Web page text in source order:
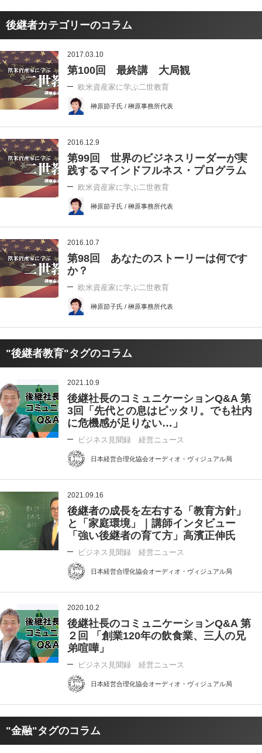
後継者カテゴリーのコラム
2017.03.10
第100回 最終講 大局観
欧米資産家に学ぶ二世教育
榊原節子氏 / 榊原事務所代表
2016.12.9
第99回 世界のビジネスリーダーが実
践するマインドフルネス・プログラム
欧米資産家に学ぶ二世教育
榊原節子氏 / 榊原事務所代表
2016.10.7
第98回 あなたのストーリーは何です
か？
欧米資産家に学ぶ二世教育
榊原節子氏 / 榊原事務所代表
"後継者教育"タグのコラム
2021.10.9
後継社長のコミュニケーションQ&A 第
3回「先代との息はピッタリ。でも社内
に危機感が足りない…」
ビジネス見聞録 経営ニュース
日本経営合理化協会オーディオ・ヴィジュアル局
2021.09.16
後継者の成長を左右する「教育方針」
と「家庭環境」｜講師インタビュー
「強い後継者の育て方」高濱正伸氏
ビジネス見聞録 経営ニュース
日本経営合理化協会オーディオ・ヴィジュアル局
2020.10.2
後継社長のコミュニケーションQ&A 第
２回 「創業120年の飲食業、三人の兄
弟喧嘩」
ビジネス見聞録 経営ニュース
日本経営合理化協会オーディオ・ヴィジュアル局
"金融"タグのコラム